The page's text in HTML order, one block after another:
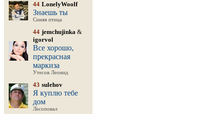
44 LonelyWoolf
Знаешь ты
Синяя птица
44 jemchujinka &
igorvol
Все хорошо,
прекрасная
маркиза
Утесов Леонид
43 sulehov
Я куплю тебе
дом
Лесоповал